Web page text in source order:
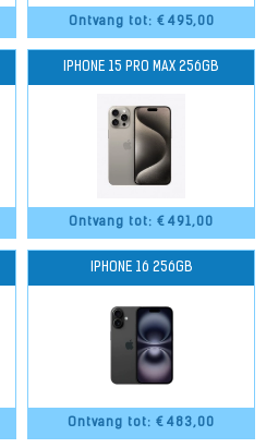
Ontvang tot: € 495,00
Ontvang tot: € 491,00
IPHONE 15 PRO MAX 256GB
Ontvang tot: € 483,00
IPHONE 16 256GB